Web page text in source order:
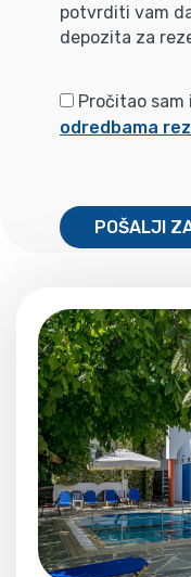
potvrditi vam
depozita za
Pročitao sam
odredbama
POŠALJI